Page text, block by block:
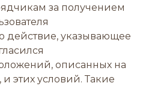
за получением
действие, указывающее
описанных на
и этих условий. Такие